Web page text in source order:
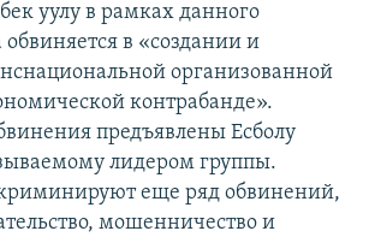
уулу в рамках данного
обвиняется в «создании и
организованной
контрабанде».
предъявлены Есболу
лидером группы.
еще ряд обвинений,
мошенничество и